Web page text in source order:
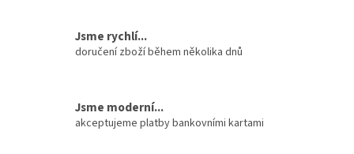
Jsme rychlí...
doručení zboží během několika dnů
Jsme moderní...
akceptujeme platby bankovními kartami